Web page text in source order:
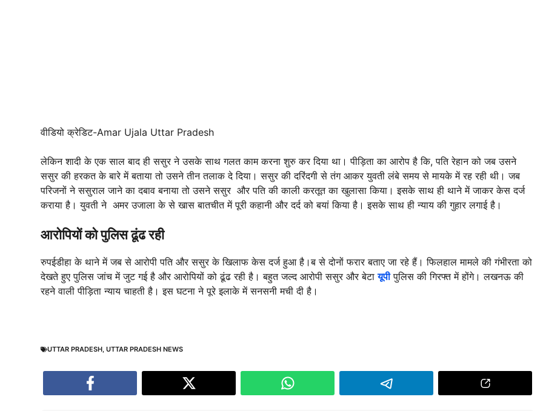
वीडियो क्रेडिट-Amar Ujala Uttar Pradesh
लेकिन शादी के एक साल बाद ही ससुर ने उसके साथ गलत काम करना शुरु कर दिया था। पीड़िता का आरोप है कि, पति रेहान को जब उसने
ससुर की हरकत के बारे में बताया तो उसने तीन तलाक दे दिया। ससुर की दरिंदगी से तंग आकर युवती लंबे समय से मायके में रह रही थी। जब
परिजनों ने ससुराल जाने का दबाव बनाया तो उसने ससुर और पति की काली करतूत का खुलासा किया। इसके साथ ही थाने में जाकर केस दर्ज
कराया है। युवती ने अमर उजाला के से खास बातचीत में पूरी कहानी और दर्द को बयां किया है। इसके साथ ही न्याय की गुहार लगाई है।
आरोपियों को पुलिस ढूंढ रही
रुपईडीहा के थाने में जब से आरोपी पति और ससुर के खिलाफ केस दर्ज हुआ है।ब से दोनों फरार बताए जा रहे हैं। फिलहाल मामले की गंभीरता को
देखते हुए पुलिस जांच में जुट गई है और आरोपियों को ढूंढ रही है। बहुत जल्द आरोपी ससुर और बेटायूपीपुलिस की गिरफ्त में होंगे। लखनऊ की
रहने वाली पीड़िता न्याय चाहती है। इस घटना ने पूरे इलाके में सनसनी मची दी है।
UTTAR PRADESH, UTTAR PRADESH NEWS